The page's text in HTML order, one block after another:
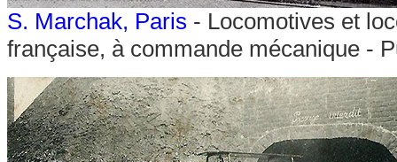
S. Marchak, Paris - Locomotives et
française, à commande mécanique -